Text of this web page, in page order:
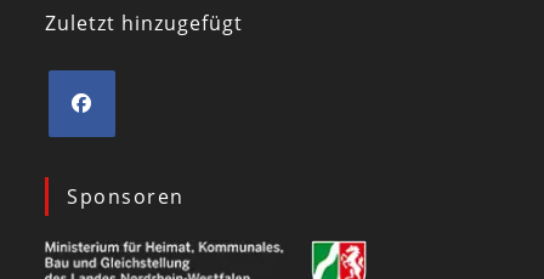
Zuletzt hinzugefügt
Sponsoren